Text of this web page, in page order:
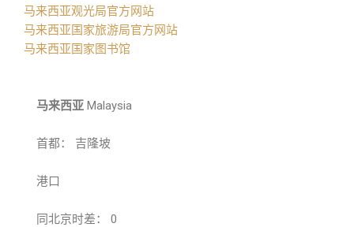
马来西亚观光局官方网站
马来西亚国家旅游局官方网站
马来西亚国家图书馆
马来西亚 Malaysia
首都： 吉隆坡
港口
同北京时差： 0